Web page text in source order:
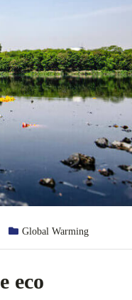
Global Warming
eco